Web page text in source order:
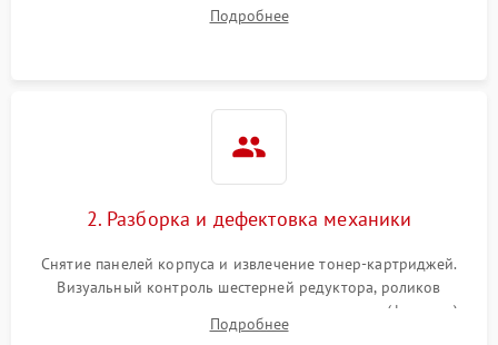
дефектах изображения или посторонних шумах при работе.
Подробнее
2. Разборка и дефектовка механики
Снятие панелей корпуса и извлечение тонер-картриджей.
Визуальный контроль шестерней редуктора, роликов
захвата, термопленки и прижимного вала в печи (фьюзере).
Проверка оптики сканера на загрязнения.
Подробнее